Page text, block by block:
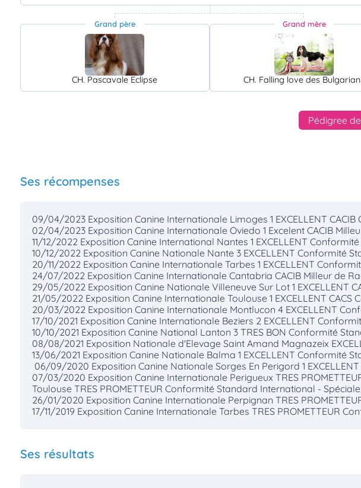
Grand père
CH. Pascavale Eclipse
Grand mère
CH. Falling love des
Pédigree
Ses récompenses
09/04/2023 Exposition Canine Internationale Limoges 1 EXCELLENT
02/04/2023 Exposition Canine Internationale Oviedo 1 Excelent CACIB
11/12/2022 Exposition Canine International Nantes 1 EXCELLENT
10/12/2022 Exposition Canine Nationale Nante 3 EXCELLENT Conformité
20/11/2022 Exposition Canine Internationale Tarbes 1 EXCELLENT
24/07/2022 Exposition Canine Internationale Cantabria CACIB Milleur de
29/05/2022 Exposition Canine Nationale Villeneuve Sur Lot 1 EXCELLENT
21/05/2022 Exposition Canine Internationale Toulouse 1 EXCELLENT
20/03/2022 Exposition Canine Internationale Montlucon 4 EXCELLENT
17/10/2021 Exposition Canine Internationale Beziers 2 EXCELLENT
10/10/2021 Exposition Canine National Lanton 3 TRES BON Conformité
08/08/2021 Exposition Nationale d'Elevage Saint Amand Magnazeix
13/06/2021 Exposition Canine Nationale Balma 1 EXCELLENT Conformité
06/09/2020 Exposition Canine Nationale Sorges En Perigord 1
07/03/2020 Exposition Canine Internationale Perigueux TRES
Toulouse TRES PROMETTEUR Conformité Standard International -
26/01/2020 Exposition Canine Internationale Perpignan TRES
17/11/2019 Exposition Canine Internationale Tarbes TRES PROMETTEUR
Ses résultats